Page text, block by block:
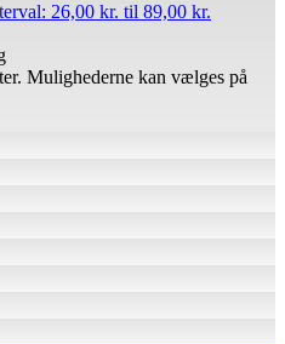
26,00 kr. til 89,00 kr.
Mulighederne kan vælges på